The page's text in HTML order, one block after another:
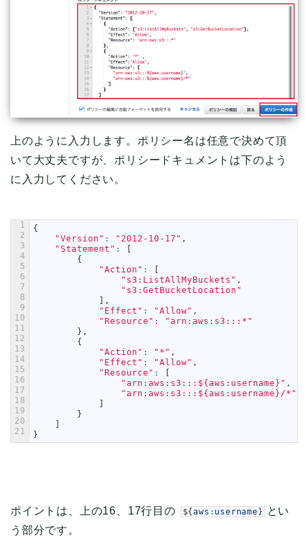
上のように入力します。ポリシー名は任意で決めて頂
いて大丈夫ですが、ポリシードキュメントは下のよう
に入力してください。
1
2
3
4
5
6
7
8
9
10
11
12
13
14
15
16
17
18
19
20
21
{
"Version" : "2012-10-17" ,
"Statement" :
[
{
"Action" :
[
"s3:ListAllMyBuckets" ,
"s3:GetBucketLocation"
] ,
"Effect" : "Allow" ,
"Resource" :
"arn:aws:s3:::*"
} ,
{
"Action" : "*" ,
"Effect" : "Allow" ,
"Resource" :
[
"arn:aws:s3:::${aws:username}" ,
"arn:aws:s3:::${aws:username}/*"
]
}
]
}
ポイントは、上の16、17行目の ${aws : username}
とい
う部分です。